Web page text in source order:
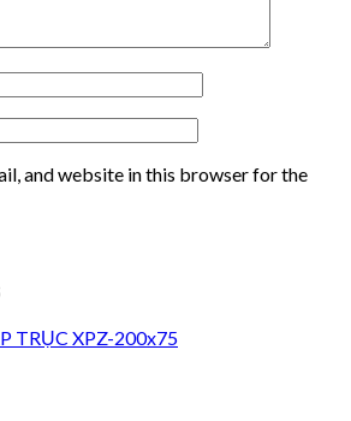
and website in this browser for the